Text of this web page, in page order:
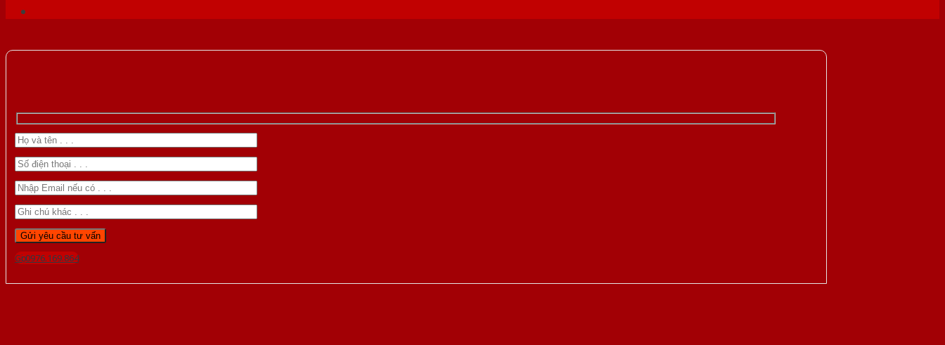
Gọi 0976.169.864